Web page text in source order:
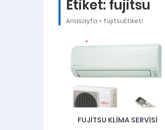
Etiket: fujitsu
Anasayfa » fujitsuEtiketi
FUJITSU KLIMA SERVISI